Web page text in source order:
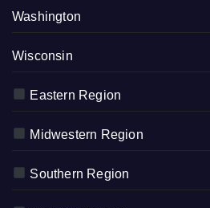
Washington
Wisconsin
Eastern Region
Midwestern Region
Southern Region